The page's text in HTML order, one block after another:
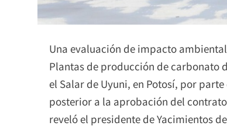
Una evaluación de impacto
Plantas de producción de carbonato
el Salar de Uyuni, en Potosí, por
posterior a la aprobación del
reveló el presidente de Yacimientos